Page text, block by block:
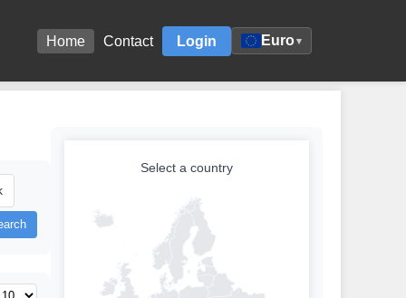
Home Contact Login Euro▾
Select a country